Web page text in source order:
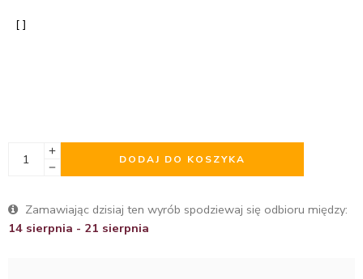
DODAJ DO KOSZYKA
Zamawiając dzisiaj ten wyrób spodziewaj się odbioru między:
14 sierpnia - 21 sierpnia